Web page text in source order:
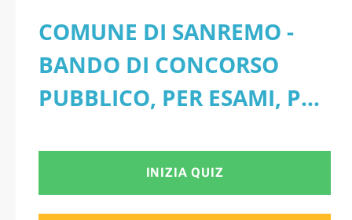
DI CONCORSO
PUBBLICO, PER
ESAMI, PER LA
COPERTURA A
TEMPO PIENO E
COMUNE DI SANREMO -
BANDO DI CONCORSO
PUBBLICO, PER ESAMI, PER
PIENO E INDETERMINATO
DI N. 1 POSTO IN PROFILO
INIZIA QUIZ